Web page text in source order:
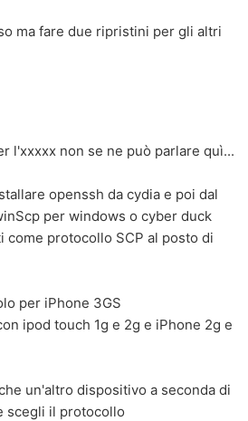
ma fare due ripristini per gli altri
l'xxxxx non se ne può parlare quì...
openssh da cydia e poi dal
per windows o cyber duck
come protocollo SCP al posto di
per iPhone 3GS
ipod touch 1g e 2g e iPhone 2g e
un'altro dispositivo a seconda di
scegli il protocollo